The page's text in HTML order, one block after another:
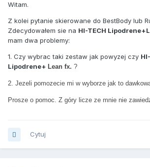
Witam.
Z kolei pytanie skierowane do BestBody lub
Zdecydowałem sie na HI-TECH
mam dwa problemy:
1. Czy wybrac taki zestaw jak powyzej czy
Lipodrene+ Lean fx. ?
2. Jezeli pomozecie mi w wyborze jak to
Prosze o pomoc. Z góry licze ze mnie nie
Cytuj